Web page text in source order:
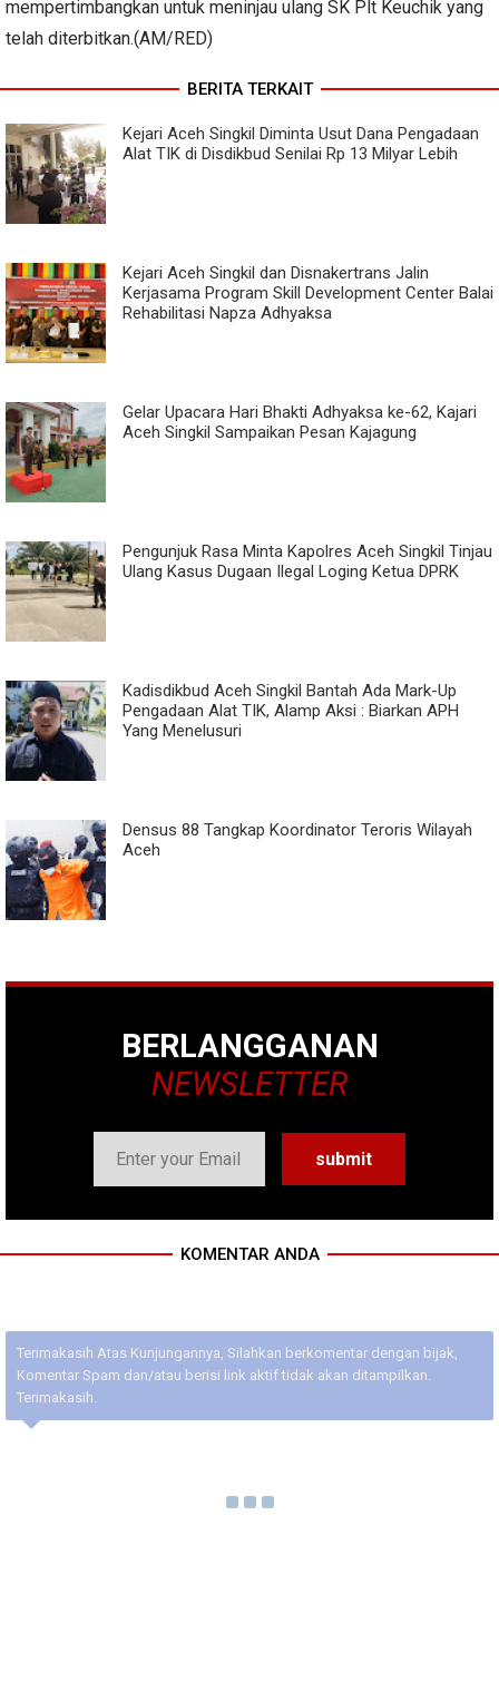
mempertimbangkan untuk meninjau ulang SK Plt Keuchik yang
telah diterbitkan.(AM/RED)
BERITA TERKAIT
Kejari Aceh Singkil Diminta Usut Dana Pengadaan
Alat TIK di Disdikbud Senilai Rp 13 Milyar Lebih
Kejari Aceh Singkil dan Disnakertrans Jalin
Kerjasama Program Skill Development Center Balai
Rehabilitasi Napza Adhyaksa
Gelar Upacara Hari Bhakti Adhyaksa ke-62, Kajari
Aceh Singkil Sampaikan Pesan Kajagung
Pengunjuk Rasa Minta Kapolres Aceh Singkil Tinjau
Ulang Kasus Dugaan Ilegal Loging Ketua DPRK
Kadisdikbud Aceh Singkil Bantah Ada Mark-Up
Pengadaan Alat TIK, Alamp Aksi : Biarkan APH
Yang Menelusuri
Densus 88 Tangkap Koordinator Teroris Wilayah
Aceh
BERLANGGANAN
NEWSLETTER
KOMENTAR ANDA
Terimakasih Atas Kunjungannya, Silahkan berkomentar dengan bijak,
Komentar Spam dan/atau berisi link aktif tidak akan ditampilkan.
Terimakasih.